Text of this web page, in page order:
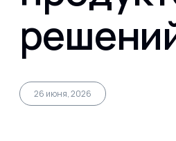
Спортивного
Каталог
26 июня, 2026